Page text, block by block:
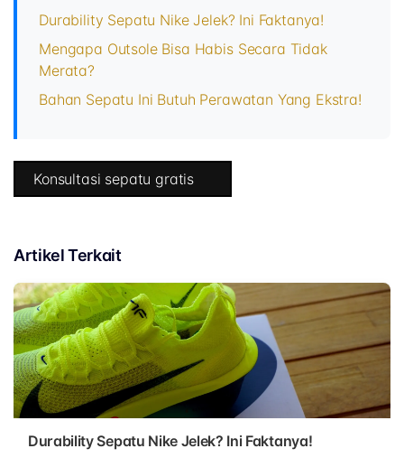
Durability Sepatu Nike Jelek? Ini Faktanya!
Mengapa Outsole Bisa Habis Secara Tidak
Merata?
Bahan Sepatu Ini Butuh Perawatan Yang Ekstra!
Konsultasi sepatu gratis
Artikel Terkait
Durability Sepatu Nike Jelek? Ini Faktanya!